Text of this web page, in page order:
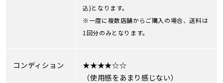
込)となります。
※一度に複数店舗からご購入の場合、送料は
1回分のみとなります。
コンディション
★★★★☆☆
（使用感をあまり感じない）